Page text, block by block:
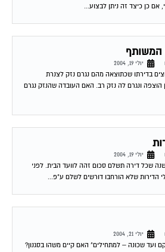
אם כן כיצד זה ניתן לבצוע...
המשותף
יולי 19, 2004
בדירתו שכתוצאה מהם נגרם נזק לצנרת
הוצפה ונגרם לה נזק רב. האם העובדה שהנזק נגרם
יולי 19, 2004
משותף, הוחלט לפני 20 שנה שכל דירה תשלם סכום זהה לוועד הבית. לפני
הדירות שלא הורחבו דורשים לשלם ע"פ...
יולי 21, 2004
ועד שכונה – למתחילים" האם קיים משהו בסגנון?